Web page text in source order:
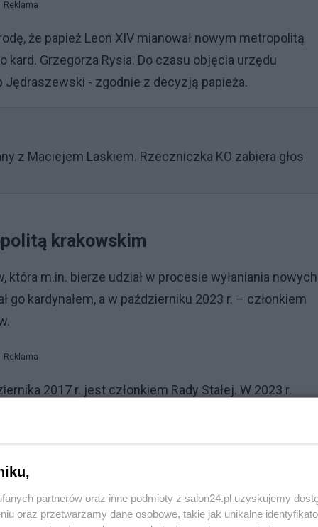
Reklama
że papież Leon XIV mianował nowym metropolitą
Grzegorza Rysia. Do czasu objęcia urzędu
- zgodnie z decyzją papieża.
z Maciejem Laskiem. Rzeczniczka KO zabiera głos
krakowskim
m.in. bierze udział w procesie wyłaniania nowych
kardynałem, a w październiku 2023 r. – członkiem
Reklama
2017 r. jest członkiem Rady Stałej. W 2023 r.
partnerów oraz inne podmioty z salon24.pl uzyskujemy
oraz przetwarzamy dane osobowe, takie jak unikalne